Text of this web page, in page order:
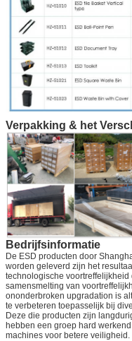
Verpakking & het
Bedrijfsinformatie
De ESD producten door
worden geleverd zijn het
technologische
samensmelting van
ononderbroken upgradation is
te verbeteren toepasselijk bij
Deze die producten zijn
hebben een groep hard
machines voor betere veiligheid.